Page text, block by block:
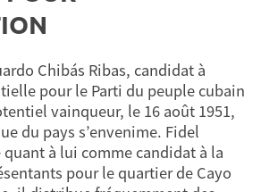
Chibás Ribas, candidat à
pour le Parti du peuple cubain
vainqueur, le 16 août 1951,
du pays s’envenime. Fidel
quant à lui comme candidat à la
pour le quartier de Cayo